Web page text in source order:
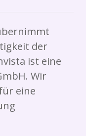
der
ist eine
Wir
eine